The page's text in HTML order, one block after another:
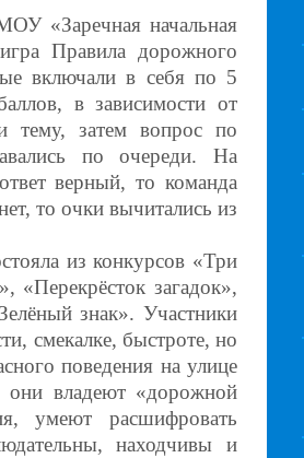
«Заречная начальная
Правила дорожного
включали в себя по 5
в зависимости от
тему, затем вопрос по
по очереди. На
верный, то команда
то очки вычитались из
из конкурсов «Три
«Перекрёсток загадок»,
знак». Участники
смекалке, быстроте, но
поведения на улице
они владеют «дорожной
умеют расшифровать
находчивы и